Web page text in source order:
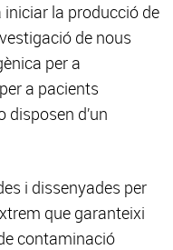
la producció de
de nous
per a
per a pacients
disposen d’un
i dissenyades per
que garanteixi
contaminació